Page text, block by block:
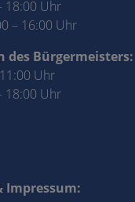
18:00 Uhr
– 16:00 Uhr
des Bürgermeisters:
Uhr
18:00 Uhr
Impressum: